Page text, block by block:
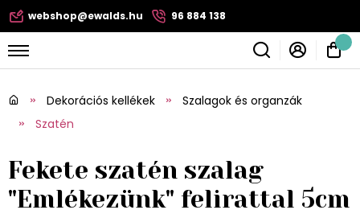
webshop@ewalds.hu 96 884 138
Dekorációs kellékek
Szalagok és organzák
Szatén
Fekete szatén szalag
"Emlékezünk" felirattal 5cm